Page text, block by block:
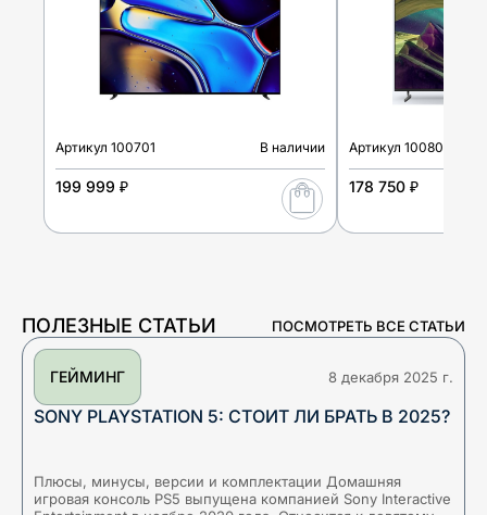
Артикул 100701 В наличии
199 999 ₽
Артикул 100802
178 750 ₽
ПОЛЕЗНЫЕ СТАТЬИ ПОСМОТРЕТЬ ВСЕ СТАТЬИ
ГЕЙМИНГ 8 декабря 2025 г.
SONY PLAYSTATION 5: СТОИТ ЛИ БРАТЬ В 2025?
Плюсы, минусы, версии и комплектации Домашняя
игровая консоль PS5 выпущена компанией Sony Interactive